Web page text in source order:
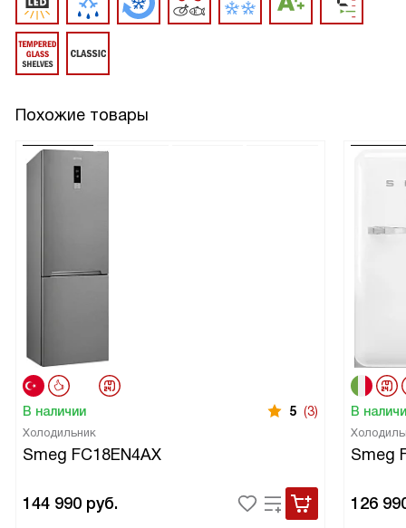
Похожие товары
В наличии 5 (3)
Холодильник
Smeg FC18EN4AX
144 990 руб.
В
Smeg
126